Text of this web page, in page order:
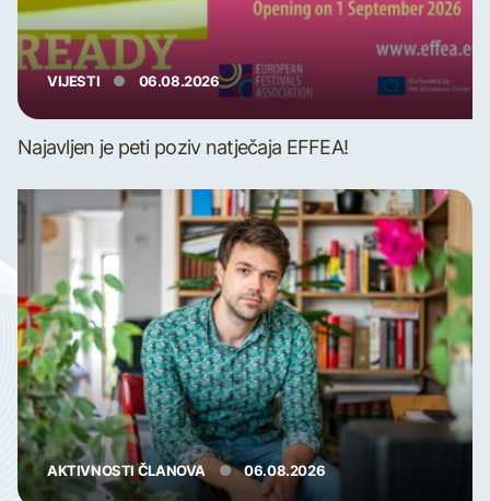
VIJESTI 06.08.2026
Najavljen je peti poziv natječaja EFFEA!
AKTIVNOSTI ČLANOVA 06.08.2026